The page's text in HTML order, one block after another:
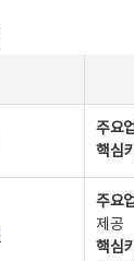
주요
핵심
주요
제공
핵심